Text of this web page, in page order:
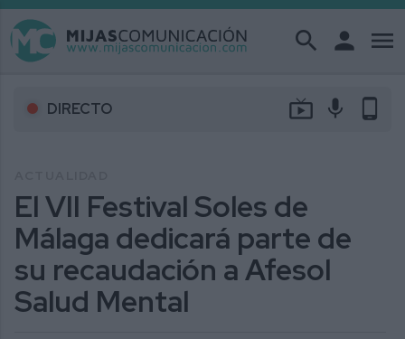
search person menu
DIRECTO live_tv mic phone_android
El VII Festival Soles de
Málaga dedicará parte de
su recaudación a Afesol
Salud Mental